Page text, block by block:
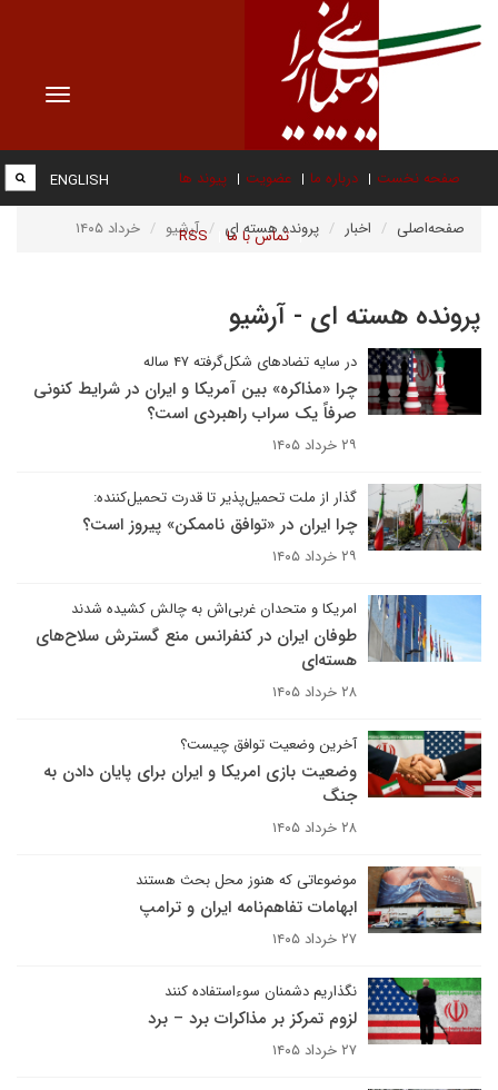
Toggle
صفحه نخست درباره ما عضویت پیوند ها
تماس با ما RSS
ENGLISH
صفحه‌اصلی اخبار پرونده هسته ای آرشیو خرداد ۱۴۰۵
پرونده هسته ای - آرشیو
در سایه تضادهای شکل‌گرفته ۴۷ ساله
چرا «مذاکره» بین آمریکا و ایران در شرایط کنونی
صرفاً یک سراب راهبردی است؟
۲۹ خرداد ۱۴۰۵
گذار از ملت تحمیل‌پذیر تا قدرت تحمیل‌کننده:
چرا ایران در «توافق ناممکن» پیروز است؟
۲۹ خرداد ۱۴۰۵
امریکا و متحدان غربی‌اش به چالش کشیده شدند
طوفان ایران در کنفرانس منع گسترش سلاح‌های
هسته‌ای
۲۸ خرداد ۱۴۰۵
آخرین وضعیت توافق چیست؟
وضعیت بازی امریکا و ایران برای پایان دادن به
جنگ
۲۸ خرداد ۱۴۰۵
موضوعاتی که هنوز محل بحث هستند
ابهامات تفاهم‌نامه ایران و ترامپ
۲۷ خرداد ۱۴۰۵
نگذاریم دشمنان سوءاستفاده کنند
لزوم تمرکز بر مذاکرات برد – برد
۲۷ خرداد ۱۴۰۵